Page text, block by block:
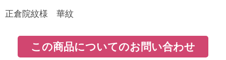
正倉院紋様 華紋
この商品についてのお問い合わせ